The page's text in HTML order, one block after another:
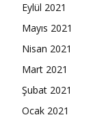
Eylül 2021
Mayıs 2021
Nisan 2021
Mart 2021
Şubat 2021
Ocak 2021